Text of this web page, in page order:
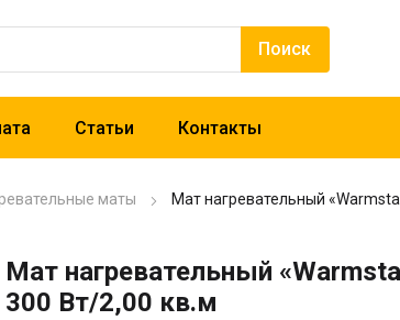
Статьи Контакты
маты Мат нагревательный
Мат нагревательный
300 Вт/2,00 кв.м